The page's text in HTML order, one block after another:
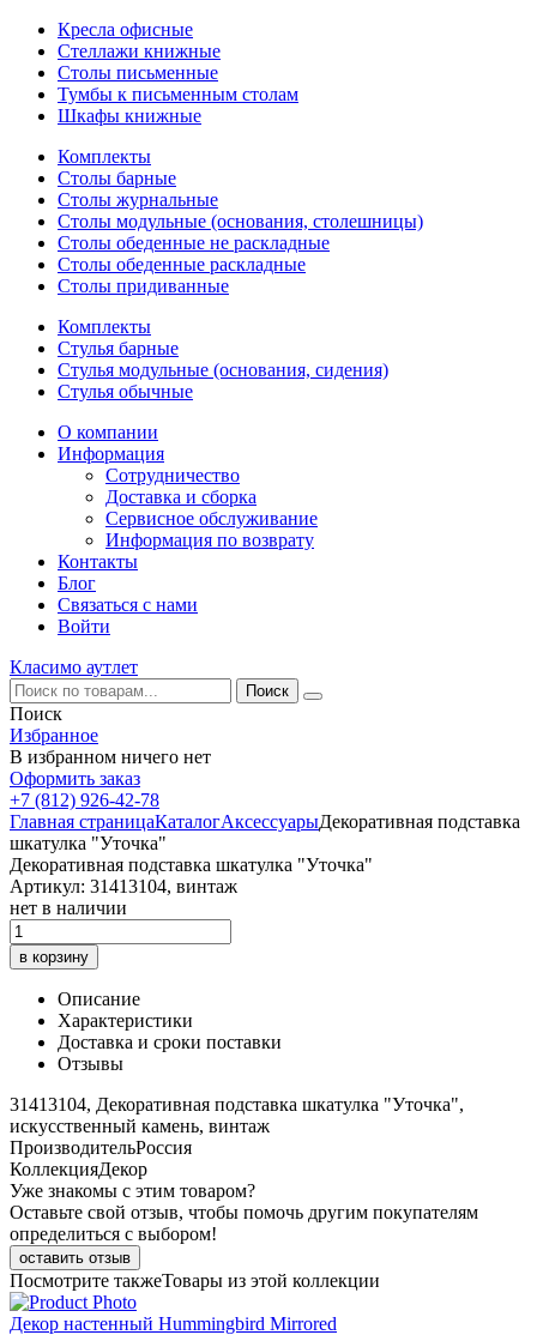
Кресла офисные
Стеллажи книжные
Столы письменные
Тумбы к письменным столам
Шкафы книжные
Комплекты
Столы барные
Столы журнальные
Столы модульные (основания, столешницы)
Столы обеденные не раскладные
Столы обеденные раскладные
Столы придиванные
Комплекты
Стулья барные
Стулья модульные (основания, сидения)
Стулья обычные
О компании
Информация
Сотрудничество
Доставка и сборка
Сервисное обслуживание
Информация по возврату
Контакты
Блог
Связаться с нами
Войти
Класимо аутлет
Поиск
Избранное
В избранном ничего нет
Оформить заказ
+7 (812) 926-42-78
Главная страницаКаталогАксессуарыДекоративная подставка
шкатулка "Уточка"
Декоративная подставка шкатулка "Уточка"
Артикул: 31413104, винтаж
нет в наличии
в корзину
Описание
Характеристики
Доставка и сроки поставки
Отзывы
31413104, Декоративная подставка шкатулка "Уточка",
искусственный камень, винтаж
ПроизводительРоссия
КоллекцияДекор
Уже знакомы с этим товаром?
Оставьте свой отзыв, чтобы помочь другим покупателям
определиться с выбором!
оставить отзыв
Посмотрите такжеТовары из этой коллекции
Декор настенный Hummingbird Mirrored